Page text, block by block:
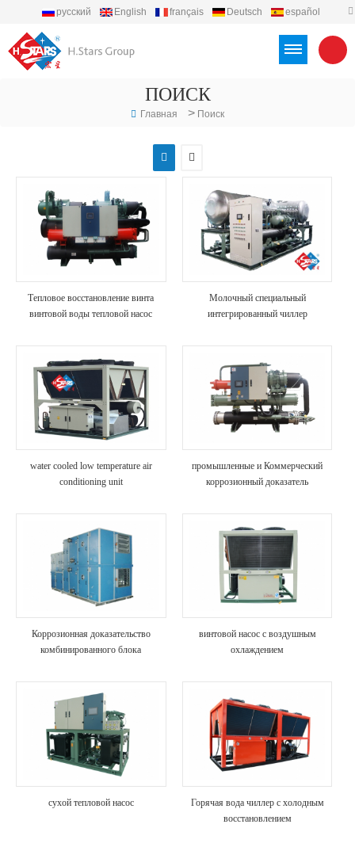
русский English français Deutsch
español
ПОИСК
Главная > Поиск
Тепловое восстановление винта
винтовой воды тепловой насос
Молочный специальный
интегрированный чиллер
water cooled low temperature air
conditioning unit
промышленные и Коммерческий
коррозионный доказатель
Коррозионная доказательство
комбинированного блока
винтовой насос с воздушным
охлаждением
сухой тепловой насос
Горячая вода чиллер с холодным
восстановлением